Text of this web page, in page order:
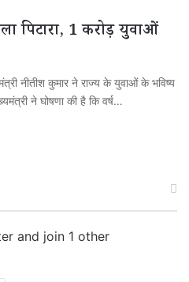
पिटारा, 1 करोड़ युवाओं
नीतीश कुमार ने राज्य के युवाओं के भविष्य
ने घोषणा की है कि वर्ष…
and join 1 other